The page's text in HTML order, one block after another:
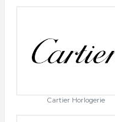
Cartier Horlogerie